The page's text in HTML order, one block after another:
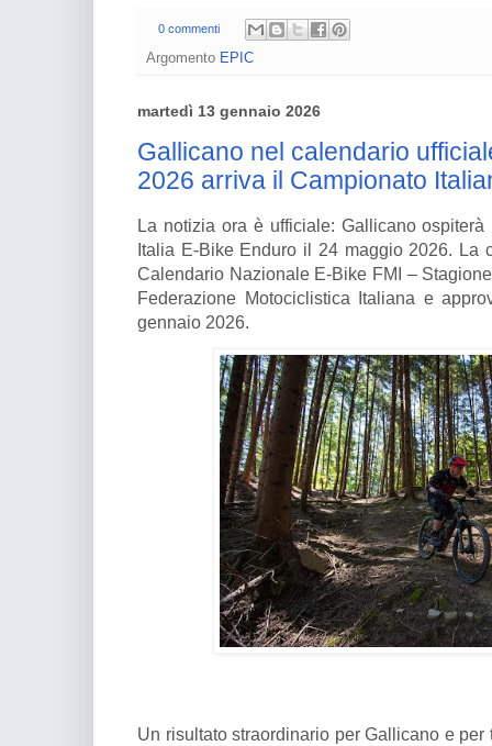
0 commenti
Argomento EPIC
martedì 13 gennaio 2026
Gallicano nel calendario
2026 arriva il Campionato
La notizia ora è ufficiale: Gallicano
Italia E-Bike Enduro il 24 maggio 2026. La
Calendario Nazionale E-Bike FMI –
Federazione Motociclistica Italiana e
gennaio 2026.
Un risultato straordinario per Gallicano e